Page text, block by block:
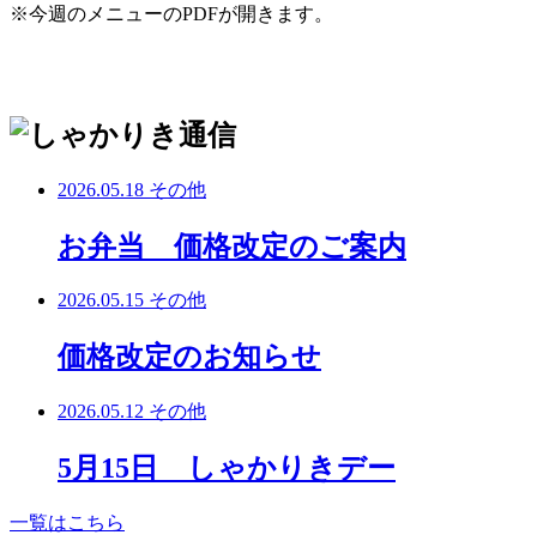
※今週のメニューのPDFが開きます。
2026.05.18 その他
お弁当 価格改定のご案内
2026.05.15 その他
価格改定のお知らせ
2026.05.12 その他
5月15日 しゃかりきデー
一覧はこちら